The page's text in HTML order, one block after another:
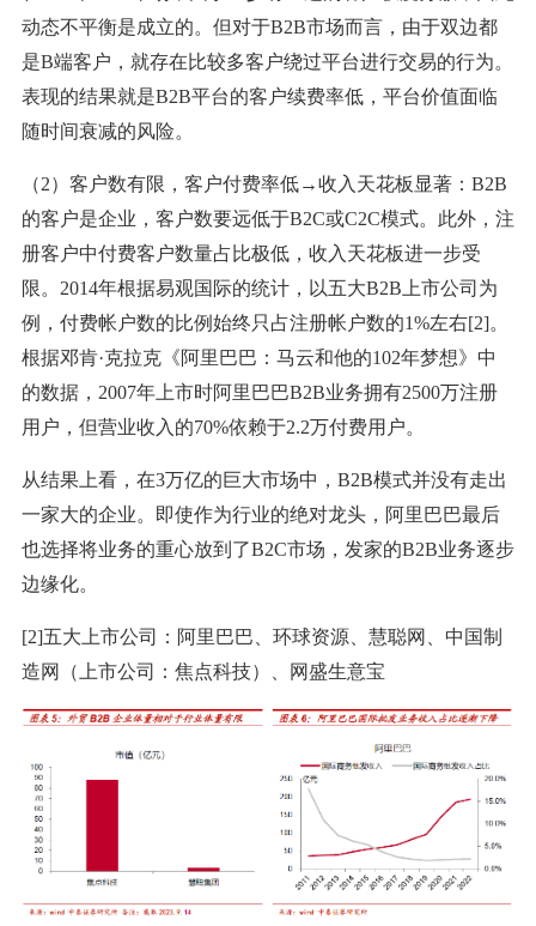
动态不平衡是成立的。但对于B2B市场而言，由于双边都
是B端客户，就存在比较多客户绕过平台进行交易的行为。
表现的结果就是B2B平台的客户续费率低，平台价值面临
随时间衰减的风险。
（2）客户数有限，客户付费率低→收入天花板显著：B2B
的客户是企业，客户数要远低于B2C或C2C模式。此外，注
册客户中付费客户数量占比极低，收入天花板进一步受
限。2014年根据易观国际的统计，以五大B2B上市公司为
例，付费帐户数的比例始终只占注册帐户数的1%左右[2]。
根据邓肯·克拉克《阿里巴巴：马云和他的102年梦想》中
的数据，2007年上市时阿里巴巴B2B业务拥有2500万注册
用户，但营业收入的70%依赖于2.2万付费用户。
从结果上看，在3万亿的巨大市场中，B2B模式并没有走出
一家大的企业。即使作为行业的绝对龙头，阿里巴巴最后
也选择将业务的重心放到了B2C市场，发家的B2B业务逐步
边缘化。
[2]五大上市公司：阿里巴巴、环球资源、慧聪网、中国制
造网（上市公司：焦点科技）、网盛生意宝